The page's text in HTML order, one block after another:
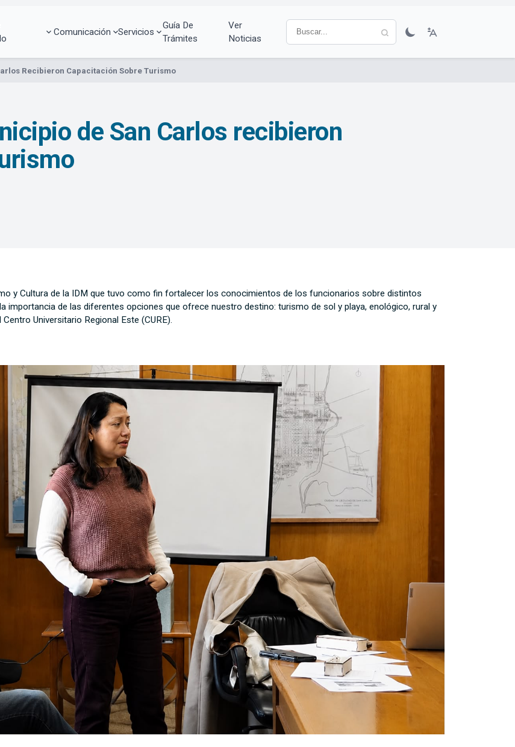
Comunicación Servicios
Guía De
Trámites
Ver
Noticias
Recibieron Capacitación Sobre Turismo
de San Carlos recibieron
y Cultura de la IDM que tuvo como fin fortalecer los conocimientos de los funcionarios sobre distintos
importancia de las diferentes opciones que ofrece nuestro destino: turismo de sol y playa, enológico, rural y
Universitario Regional Este (CURE).